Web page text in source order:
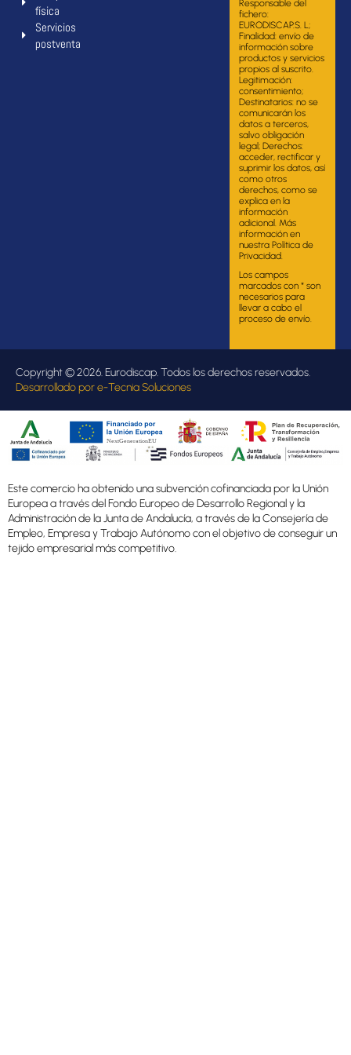
física
Servicios
postventa
Responsable del
fichero:
EURODISCAP.S. L;
Finalidad: envío de
información sobre
productos y servicios
propios al suscrito.
Legitimación:
consentimiento;
Destinatarios: no se
comunicarán los
datos a terceros,
salvo obligación
legal; Derechos:
acceder, rectificar y
suprimir los datos, así
como otros
derechos, como se
explica en la
información
adicional. Más
información en
nuestra Política de
Privacidad.
Los campos
marcados con * son
necesarios para
llevar a cabo el
proceso de envío.
Copyright © 2026. Eurodiscap. Todos los derechos reservados.
Desarrollado pore-Tecnia Soluciones
Este comercio ha obtenido una subvención cofinanciada por la Unión
Europea a través del Fondo Europeo de Desarrollo Regional y la
Administración de la Junta de Andalucía, a través de la Consejería de
Empleo, Empresa y Trabajo Autónomo con el objetivo de conseguir un
tejido empresarial más competitivo.